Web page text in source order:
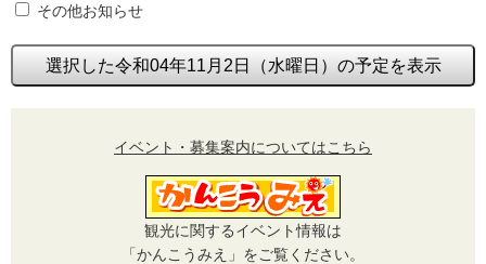
その他お知らせ
選択した令和04年11月2日（水曜日）の予定を表示
イベント・募集案内についてはこちら
観光に関するイベント情報は
「かんこうみえ」をご覧ください。